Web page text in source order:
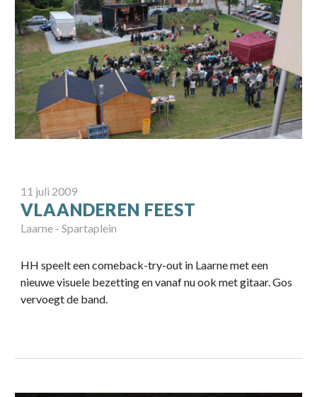
11 juli 2009
VLAANDEREN FEEST
Laarne -Spartaplein
HH speelt een comeback-try-out in Laarne met een
nieuwe visuele bezetting en vanaf nu ook met gitaar. Gos
vervoegt de band.